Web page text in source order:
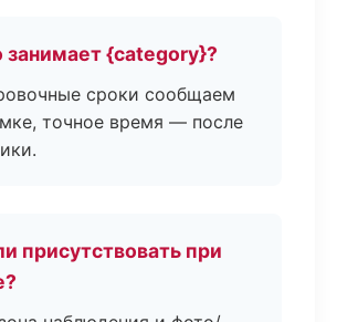
занимает {category}?
сроки сообщаем
точное время — после
присутствовать при